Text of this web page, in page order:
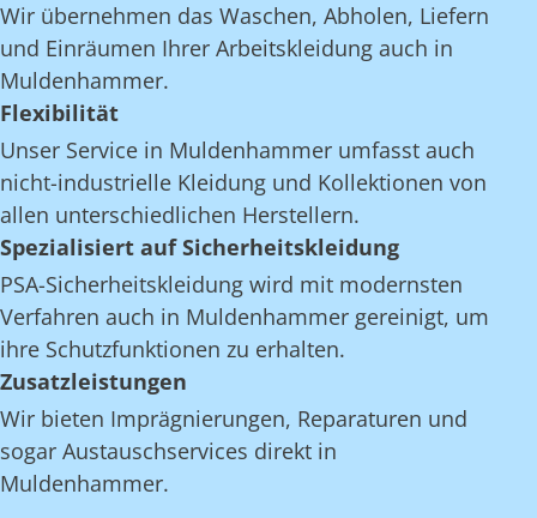
Wir übernehmen das Waschen, Abholen, Liefern
und Einräumen Ihrer Arbeitskleidung auch in
Muldenhammer.
Flexibilität
Unser Service in Muldenhammer umfasst auch
nicht-industrielle Kleidung und Kollektionen von
allen unterschiedlichen Herstellern.
Spezialisiert auf Sicherheitskleidung
PSA-Sicherheitskleidung wird mit modernsten
Verfahren auch in Muldenhammer gereinigt, um
ihre Schutzfunktionen zu erhalten.
Zusatzleistungen
Wir bieten Imprägnierungen, Reparaturen und
sogar Austauschservices direkt in
Muldenhammer.